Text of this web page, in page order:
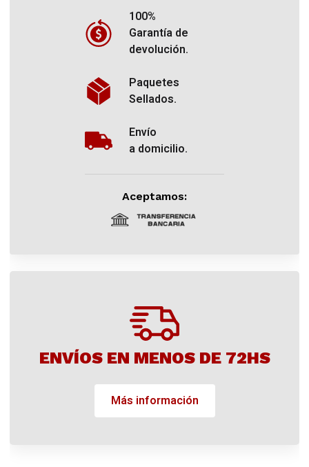
100%
Garantía de
devolución.
Paquetes
Sellados.
Envío
a domicilio.
Aceptamos:
ENVÍOS EN MENOS DE 72HS
Más información